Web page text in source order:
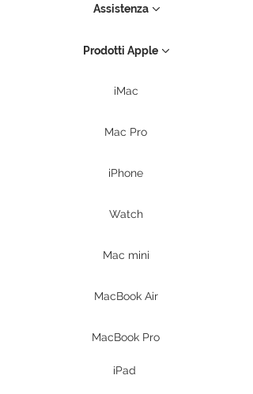
Assistenza
Prodotti Apple
iMac
Mac Pro
iPhone
Watch
Mac mini
MacBook Air
MacBook Pro
iPad